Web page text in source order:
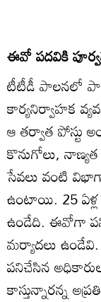
ఈవో పదవికి
టీటీడీ పాలనలో
కార్యనిర్వాహక
ఆ తర్వాత
కొనుగోలు,
సేవలు వంటి
ఉంటాయి. 25
ఉండేది. ఈవోగా
మర్యాదలు
పనిచేసిన
కాస్తున్నారన్న